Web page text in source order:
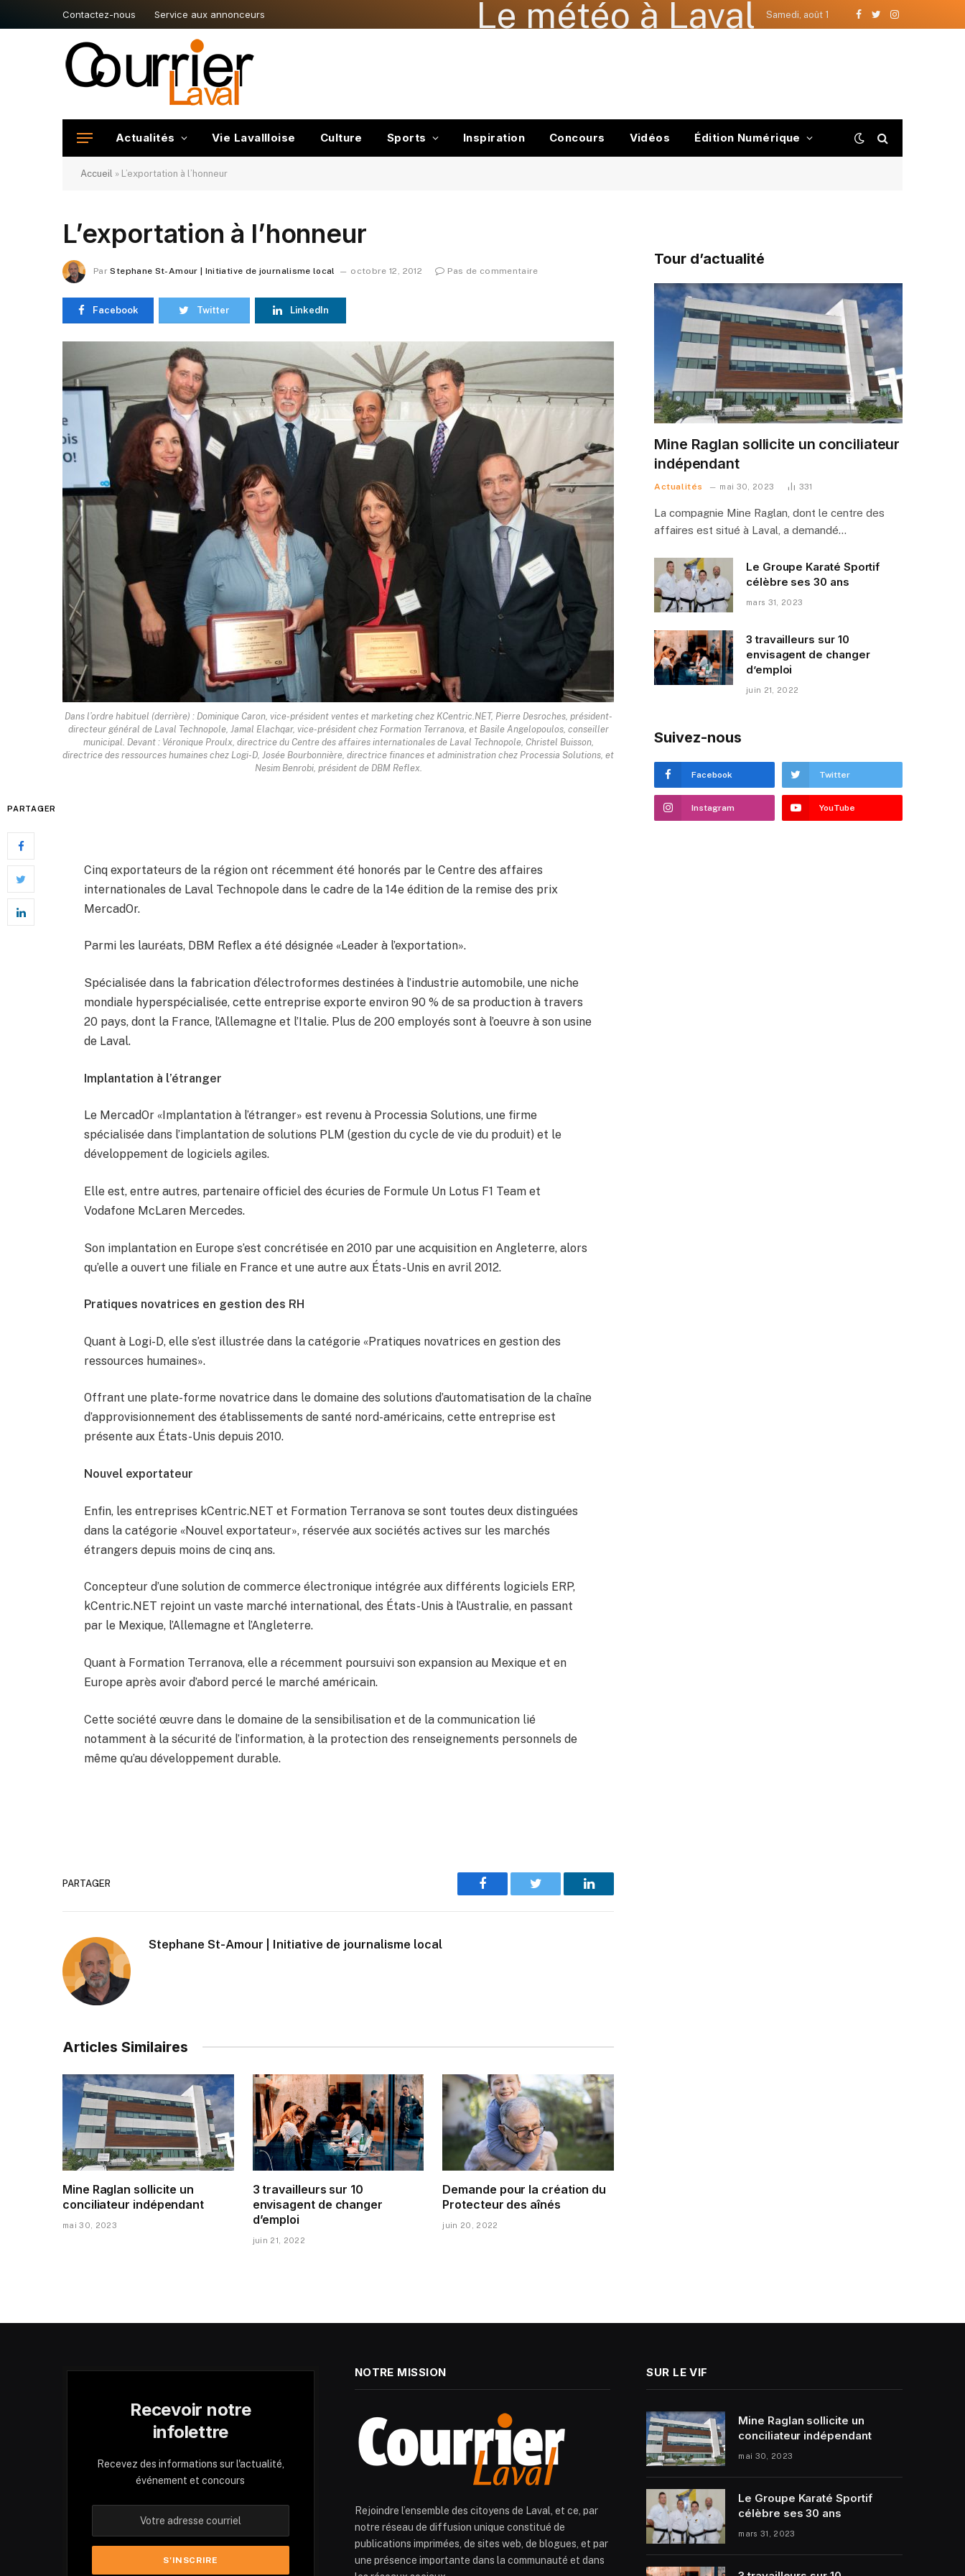
Contactez-nous Service aux annonceurs Le météo à Laval Samedi, août 1
Facebook
TwitterInstagram
Actualités Vie Lavallloise Culture Sports Inspiration Concours Vidéos Édition Numérique
Accueil » L’exportation à l’honneur
L’exportation à l’honneur
Par Stephane St-Amour | Initiative de journalisme local octobre 12, 2012 Pas de commentaire
Facebook Twitter LinkedIn
Dans l’ordre habituel (derrière) : Dominique Caron, vice-président ventes et marketing chez KCentric.NET, Pierre Desroches, président-
directeur général de Laval Technopole, Jamal Elachqar, vice-président chez Formation Terranova, et Basile Angelopoulos, conseiller
municipal. Devant : Véronique Proulx, directrice du Centre des affaires internationales de Laval Technopole, Christel Buisson,
directrice des ressources humaines chez Logi-D, Josée Bourbonnière, directrice finances et administration chez Processia Solutions, et
Nesim Benrobi, président de DBM Reflex.
PARTAGER
Cinq exportateurs de la région ont récemment été honorés par le Centre des affaires
internationales de Laval Technopole dans le cadre de la 14e édition de la remise des prix
MercadOr.
Parmi les lauréats, DBM Reflex a été désignée «Leader à l’exportation».
Spécialisée dans la fabrication d’électroformes destinées à l’industrie automobile, une niche
mondiale hyperspécialisée, cette entreprise exporte environ 90 % de sa production à travers
20 pays, dont la France, l’Allemagne et l’Italie. Plus de 200 employés sont à l’oeuvre à son usine
de Laval.
Implantation à l’étranger
Le MercadOr «Implantation à l’étranger» est revenu à Processia Solutions, une firme
spécialisée dans l’implantation de solutions PLM (gestion du cycle de vie du produit) et le
développement de logiciels agiles.
Elle est, entre autres, partenaire officiel des écuries de Formule Un Lotus F1 Team et
Vodafone McLaren Mercedes.
Son implantation en Europe s’est concrétisée en 2010 par une acquisition en Angleterre, alors
qu’elle a ouvert une filiale en France et une autre aux États-Unis en avril 2012.
Pratiques novatrices en gestion des RH
Quant à Logi-D, elle s’est illustrée dans la catégorie «Pratiques novatrices en gestion des
ressources humaines».
Offrant une plate-forme novatrice dans le domaine des solutions d’automatisation de la chaîne
d’approvisionnement des établissements de santé nord-américains, cette entreprise est
présente aux États-Unis depuis 2010.
Nouvel exportateur
Enfin, les entreprises kCentric.NET et Formation Terranova se sont toutes deux distinguées
dans la catégorie «Nouvel exportateur», réservée aux sociétés actives sur les marchés
étrangers depuis moins de cinq ans.
Concepteur d’une solution de commerce électronique intégrée aux différents logiciels ERP,
kCentric.NET rejoint un vaste marché international, des États-Unis à l’Australie, en passant
par le Mexique, l’Allemagne et l’Angleterre.
Quant à Formation Terranova, elle a récemment poursuivi son expansion au Mexique et en
Europe après avoir d’abord percé le marché américain.
Cette société œuvre dans le domaine de la sensibilisation et de la communication lié
notamment à la sécurité de l’information, à la protection des renseignements personnels de
même qu’au développement durable.
PARTAGER
Facebook Twitter LinkedIn
Stephane St-Amour | Initiative de journalisme local
Articles Similaires
Mine Raglan sollicite un
conciliateur indépendant
mai 30, 2023
3 travailleurs sur 10
envisagent de changer
d’emploi
juin 21, 2022
Demande pour la création du
Protecteur des aînés
juin 20, 2022
Tour d’actualité
Mine Raglan sollicite un conciliateur
indépendant
Actualités mai 30, 2023 331
La compagnie Mine Raglan, dont le centre des
affaires est situé à Laval, a demandé…
Le Groupe Karaté Sportif
célèbre ses 30 ans
mars 31, 2023
3 travailleurs sur 10
envisagent de changer
d’emploi
juin 21, 2022
Suivez-nous
Facebook Twitter
Instagram YouTube
Recevoir notre
infolettre
Recevez des informations sur l'actualité,
événement et concours
NOTRE MISSION
Rejoindre l’ensemble des citoyens de Laval, et ce, par
notre réseau de diffusion unique constitué de
publications imprimées, de sites web, de blogues, et par
une présence importante dans la communauté et dans
SUR LE VIF
Mine Raglan sollicite un
conciliateur indépendant
mai 30, 2023
Le Groupe Karaté Sportif
célèbre ses 30 ans
mars 31, 2023